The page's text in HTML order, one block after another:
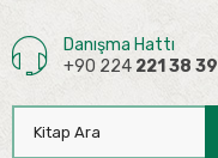
Danışma Hattı
+90 224 221 38 39